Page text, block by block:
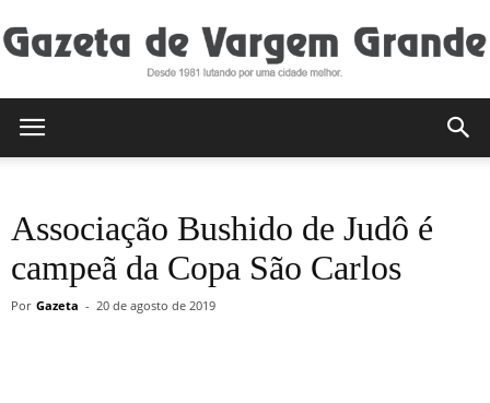
de
Associação Bushido de Judô é
campeã da Copa São Carlos
Por Gazeta - 20 de agosto de 2019